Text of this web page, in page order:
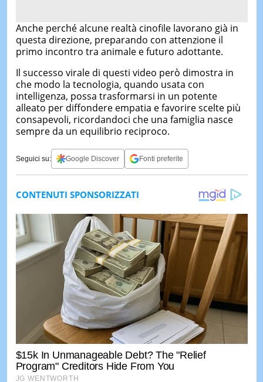
Anche perché alcune realtà cinofile lavorano già in
questa direzione, preparando con attenzione il
primo incontro tra animale e futuro adottante.
Il successo virale di questi video però dimostra in
che modo la tecnologia, quando usata con
intelligenza, possa trasformarsi in un potente
alleato per diffondere empatia e favorire scelte più
consapevoli, ricordandoci che una famiglia nasce
sempre da un equilibrio reciproco.
Seguici su: Google Discover Fonti preferite